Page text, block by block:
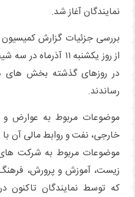
نمایندگان آغاز شد.
از روز یکشنبه ۱۱
در روزهای گذشته بخش های
رساندند.
موضوعات مربوط به عوارض و
خارجی، نفت و روابط مالی آن
موضوعات مربوط به شرکت
زیست، آموزش و پرورش،
که توسط نمایندگان تاکنون